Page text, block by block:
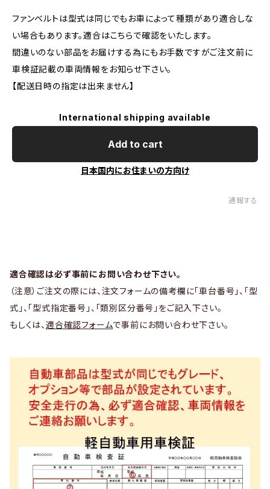
ファンベルトは型式は同じでもお車によって種類があり適合しな
い場合もあります。適合はこちらで確認をいたします。
間違いのない部品をお届けする為にもお手数ですがご注文前に
車検証記載の車両情報をお知らせ下さい。
【配送日時の指定は出来ません】
International shipping available
Add to cart
日本国内にお住まいの方向け
通報する
適合確認は必ず事前にお問い合わせ下さい。
（注意）ご注文の際には、注文フォームの備考欄に「車台番号」、「型
式」、「型式指定番号」、「類別区分番号」をご記入下さい。
もしくは、 適合確認フォームで事前にお問い合わせ下さい。